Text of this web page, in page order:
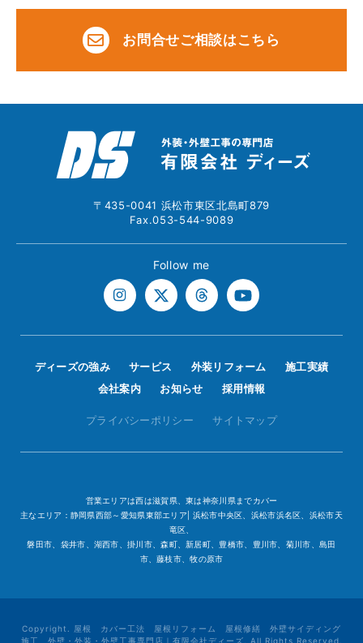
お問合せご相談はこちら
〒435-0041 浜松市東区北島町879
Fax.053-544-9089
Follow me
ディーズの強み サービス 外装リフォーム
施工実績
会社案内
お知らせ 採用情報
プライバシーポリシー サイトマップ
営業エリアは西は滋賀県、東は神奈川県までカバー
主なエリア：静岡県西部～愛知県東部エリア| 浜松市中央区、浜松市浜名区、浜松市天
竜区、
磐田市、袋井市、湖西市、掛川市、森町、新居町、豊橋市、豊川市、菊川市、島田
市、藤枝市、牧の原市
Copyright. 屋根 カバー工法 屋根リフォーム 屋根修繕 外壁サイディング
施工、外壁・外装・外壁工事専門店｜有限会社ディーズ. All Rights Reserved.